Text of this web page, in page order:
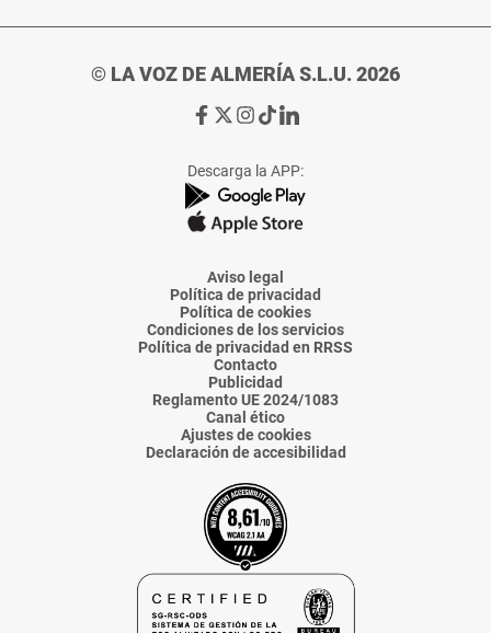
© LA VOZ DE ALMERÍA S.L.U. 2026
Ir
de
La
Voz
Almería
Ir
de
La
Voz
Almería
Ir
de
La
Voz
Almería
Ir
de
La
Voz
Almería
Ir
de
La
Voz
Descarga la APP:
Aviso legal
Política de privacidad
Política de cookies
Condiciones de los servicios
Política de privacidad en RRSS
Contacto
Publicidad
Reglamento UE 2024/1083
Canal ético
Ajustes de cookies
Declaración de accesibilidad